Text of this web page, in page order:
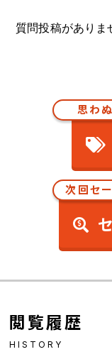
質問投稿がありま
思わ
次回セ
閲覧履歴
HISTORY